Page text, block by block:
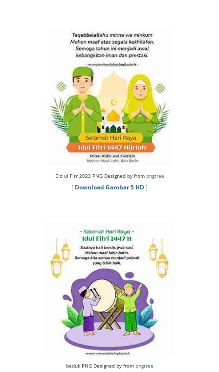
Eid ul Fitr 2023 PNG Designed by from pngtree
[ Download Gambar 5 HD]
beduk PNG Designed by from pngtree